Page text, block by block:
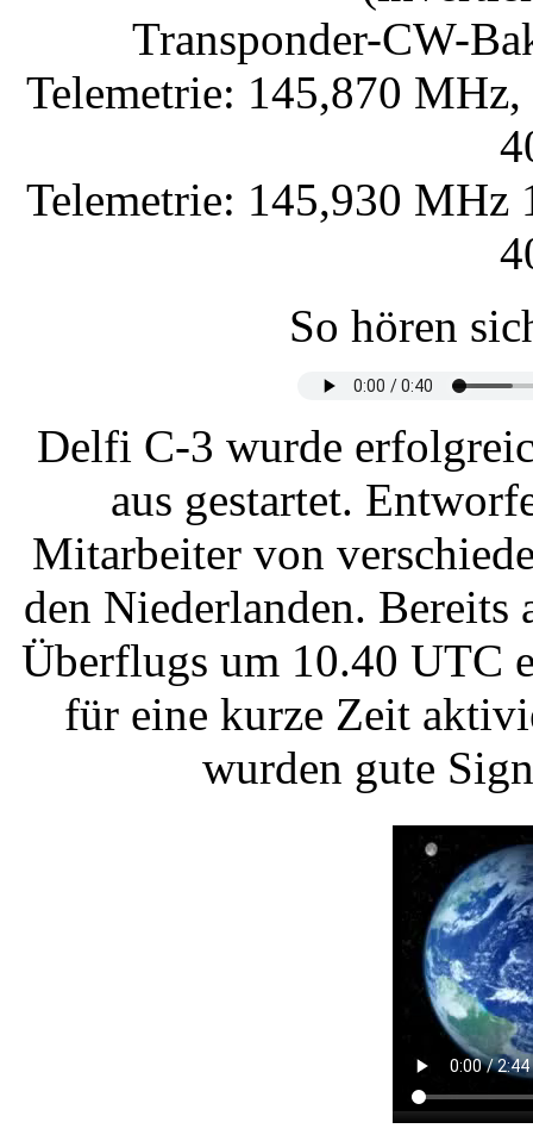
Transponder-CW-
Telemetrie: 145,870
Telemetrie: 145,930
So hören
Delfi C-3 wurde
aus gestartet.
Mitarbeiter von
den Niederlanden. Bereits
Überflugs um 10.40 UTC
für eine kurze Zeit
wurden gute